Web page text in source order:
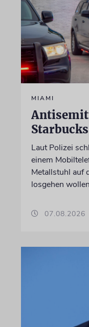
MIAMI
Laut Polizei
einem
Metallstuhl auf
losgehen wollen
07.08.2026